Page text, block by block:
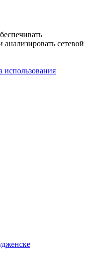
сетевой
использования